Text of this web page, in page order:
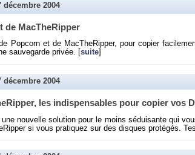
décembre 2004
de Mac­The­Rip­per
Pop­corn et de Mac­The­Rip­per, pour co­pier
sau­ve­garde pri­vée. [ suite
décembre 2004
les in­dis­pen­sables pour co­pier vos
nou­velle so­lu­tion pour le moins sé­dui­sante qui
si vous pra­ti­quez sur des disques pro­té­gés.